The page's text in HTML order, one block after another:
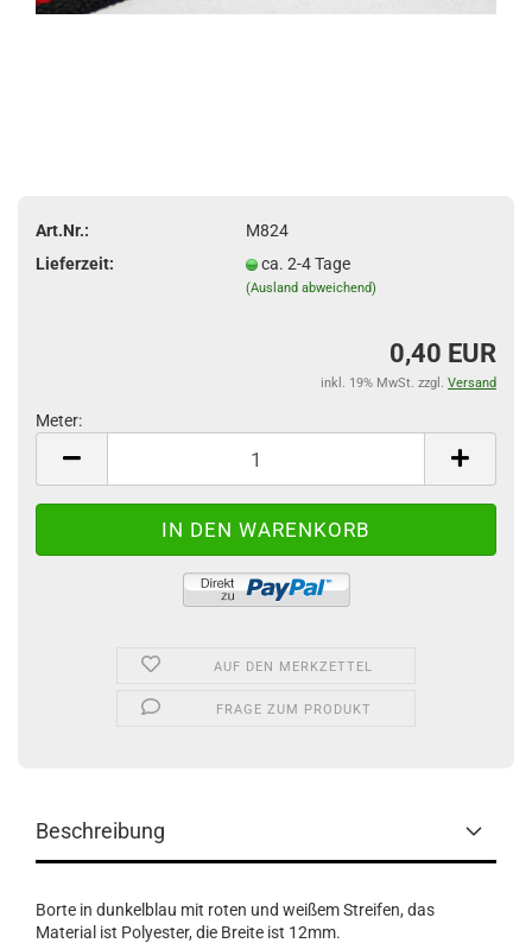
Art.Nr.:
M824
Lieferzeit:
ca. 2-4 Tage
(Ausland abweichend)
0,40 EUR
inkl. 19% MwSt. zzgl. Versand
Meter:
AUF DEN MERKZETTEL
FRAGE ZUM PRODUKT
Beschreibung
Borte in dunkelblau mit roten und weißem Streifen, das
Material ist Polyester, die Breite ist 12mm.